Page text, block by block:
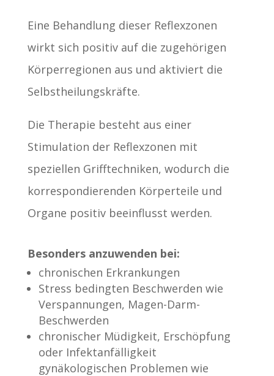
Eine Behandlung dieser Reflexzonen
wirkt sich positiv auf die zugehörigen
Körperregionen aus und aktiviert die
Selbstheilungskräfte.
Die Therapie besteht aus einer
Stimulation der Reflexzonen mit
speziellen Grifftechniken, wodurch die
korrespondierenden Körperteile und
Organe positiv beeinflusst werden.
Besonders anzuwenden bei:
chronischen Erkrankungen
Stress bedingten Beschwerden wie
Verspannungen, Magen-Darm-
Beschwerden
chronischer Müdigkeit, Erschöpfung
oder Infektanfälligkeit
gynäkologischen Problemen wie